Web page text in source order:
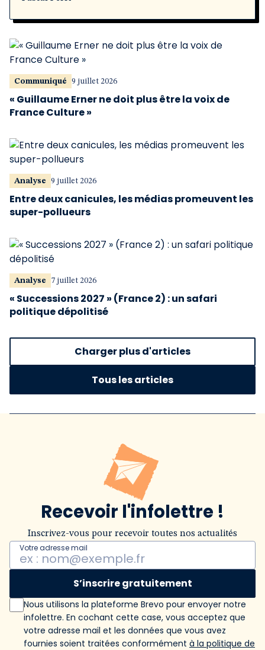
Communiqué 9 juillet 2026
« Guillaume Erner ne doit plus être la voix de
France Culture »
Analyse 9 juillet 2026
Entre deux canicules, les médias promeuvent les
super-pollueurs
Analyse 7 juillet 2026
« Successions 2027 » (France 2) : un safari
politique dépolitisé
Charger plus d'articles
Tous les articles
Recevoir l'infolettre !
Inscrivez-vous pour recevoir toutes nos actualités
Votre adresse mail
S’inscrire gratuitement
Nous utilisons la plateforme Brevo pour envoyer notre
infolettre. En cochant cette case, vous acceptez que
votre adresse mail et les données que vous avez
fournies soient traitées conformément à la politique de